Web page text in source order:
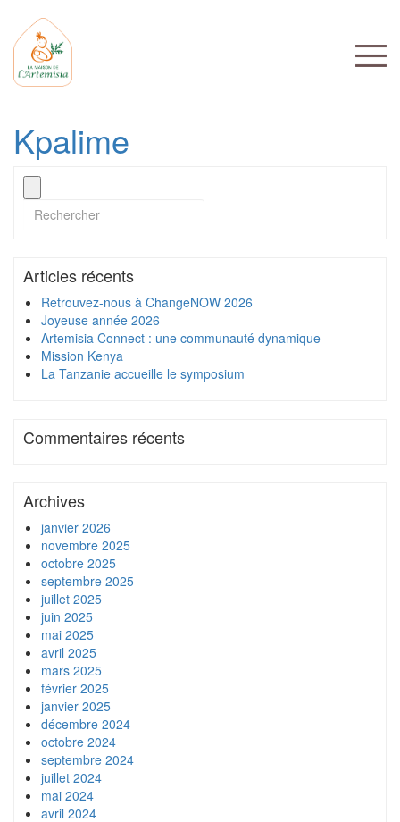
Kpalime
Articles récents
Retrouvez-nous à ChangeNOW 2026
Joyeuse année 2026
Artemisia Connect : une communauté dynamique
Mission Kenya
La Tanzanie accueille le symposium
Commentaires récents
Archives
janvier 2026
novembre 2025
octobre 2025
septembre 2025
juillet 2025
juin 2025
mai 2025
avril 2025
mars 2025
février 2025
janvier 2025
décembre 2024
octobre 2024
septembre 2024
juillet 2024
mai 2024
avril 2024